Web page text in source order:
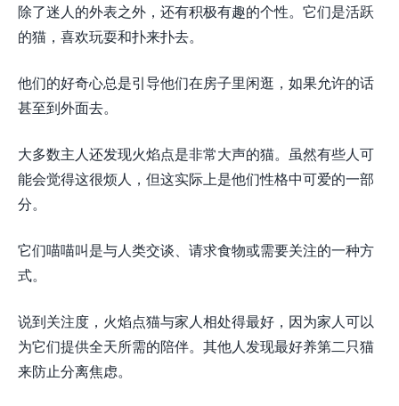
除了迷人的外表之外，还有积极有趣的​​个性。它们是活跃
的猫，喜欢玩耍和扑来扑去。
他们的好奇心总是引导他们在房子里闲逛，如果允许的话
甚至到外面去。
大多数主人还发现火焰点是非常大声的猫。虽然有些人可
能会觉得这很烦人，但这实际上是他们性格中可爱的一部
分。
它们喵喵叫是与人类交谈、请求食物或需要关注的一种方
式。
说到关注度，火焰点猫与家人相处得最好，因为家人可以
为它们提供全天所需的陪伴。其他人发现最好养第二只猫
来防止分离焦虑。